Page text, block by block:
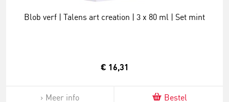
Blob verf | Talens art creation | 3 x 80 ml | Set mint
€ 16,31
Meer info Bestel